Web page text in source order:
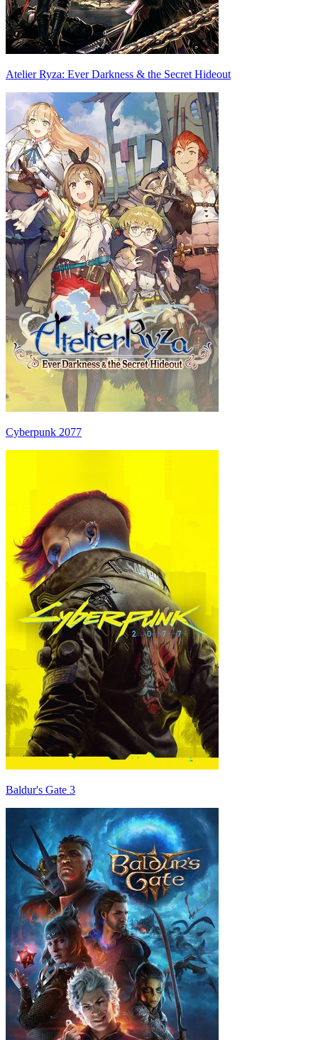
Atelier Ryza: Ever Darkness & the Secret Hideout
Cyberpunk 2077
Baldur's Gate 3